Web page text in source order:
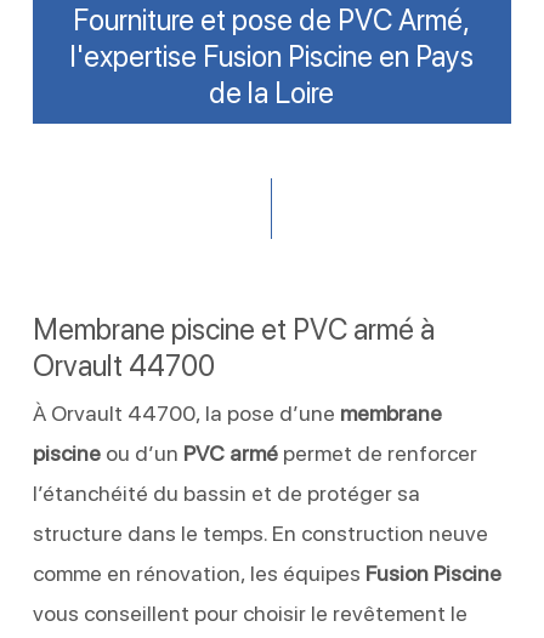
Fourniture et pose de PVC Armé,
l'expertise Fusion Piscine en Pays
de la Loire
Membrane piscine et PVC armé à
Orvault 44700
À Orvault 44700, la pose d’une membrane
piscineou d’un PVC armépermet de renforcer
l’étanchéité du bassin et de protéger sa
structure dans le temps. En construction neuve
comme en rénovation, les équipes Fusion Piscine
vous conseillent pour choisir le revêtement le